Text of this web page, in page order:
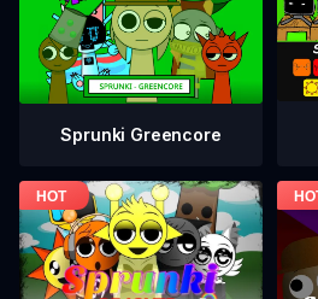
Sprunki Greencore